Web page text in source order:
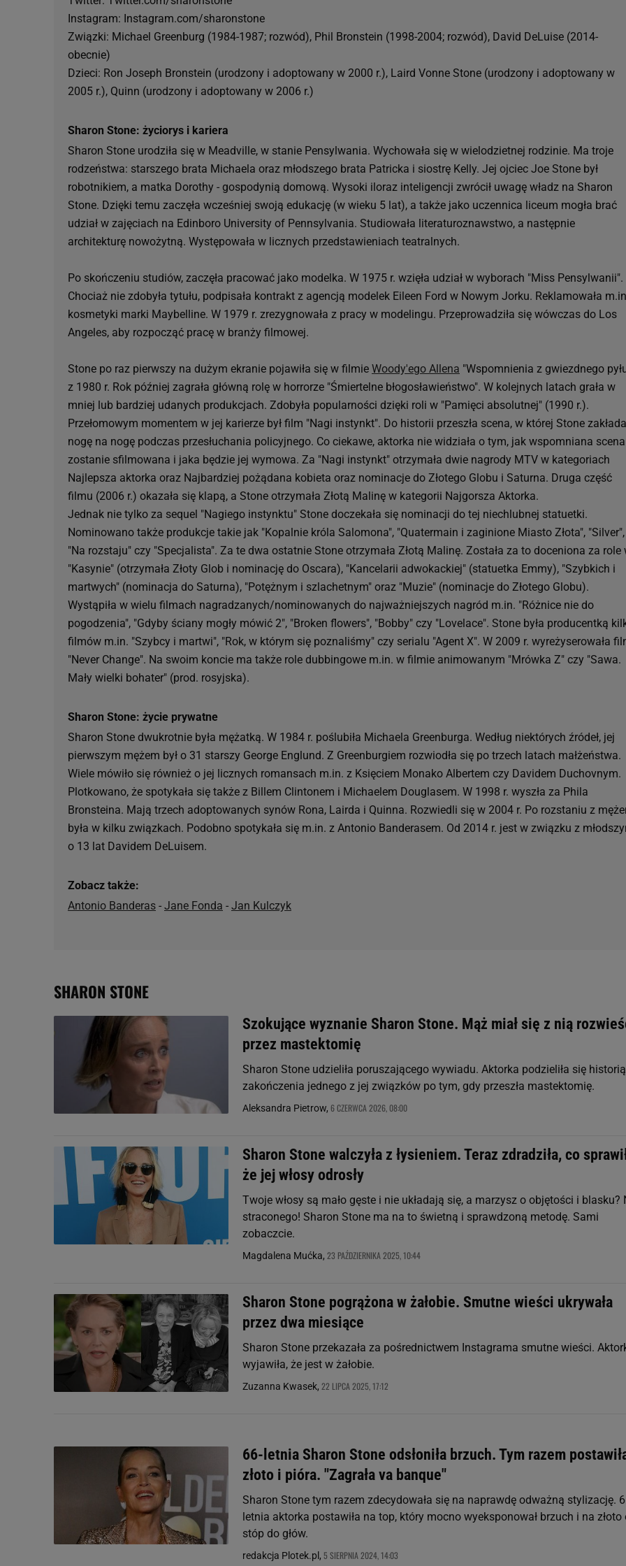
Instagram: Instagram.com/sharonstone
Związki: Michael Greenburg (1984-1987; rozwód), Phil Bronstein (1998-2004; rozwód), David DeLuise (2014-
obecnie)
Dzieci: Ron Joseph Bronstein (urodzony i adoptowany w 2000 r.), Laird Vonne Stone (urodzony i adoptowany w
2005 r.), Quinn (urodzony i adoptowany w 2006 r.)
Sharon Stone: życiorys i kariera
Sharon Stone urodziła się w Meadville, w stanie Pensylwania. Wychowała się w wielodzietnej rodzinie. Ma troje
rodzeństwa: starszego brata Michaela oraz młodszego brata Patricka i siostrę Kelly. Jej ojciec Joe Stone był
robotnikiem, a matka Dorothy - gospodynią domową. Wysoki iloraz inteligencji zwrócił uwagę władz na Sharon
Stone. Dzięki temu zaczęła wcześniej swoją edukację (w wieku 5 lat), a także jako uczennica liceum mogła brać
udział w zajęciach na Edinboro University of Pennsylvania. Studiowała literaturoznawstwo, a następnie
architekturę nowożytną. Występowała w licznych przedstawieniach teatralnych.
Po skończeniu studiów, zaczęła pracować jako modelka. W 1975 r. wzięła udział w wyborach "Miss Pensylwanii".
Chociaż nie zdobyła tytułu, podpisała kontrakt z agencją modelek Eileen Ford w Nowym Jorku. Reklamowała
kosmetyki marki Maybelline. W 1979 r. zrezygnowała z pracy w modelingu. Przeprowadziła się wówczas do Los
Angeles, aby rozpocząć pracę w branży filmowej.
Stone po raz pierwszy na dużym ekranie pojawiła się w filmie Woody'ego Allena "Wspomnienia z gwiezdnego
z 1980 r. Rok później zagrała główną rolę w horrorze "Śmiertelne błogosławieństwo". W kolejnych latach grała w
mniej lub bardziej udanych produkcjach. Zdobyła popularności dzięki roli w "Pamięci absolutnej" (1990 r.).
Przełomowym momentem w jej karierze był film "Nagi instynkt". Do historii przeszła scena, w której Stone zakłada
nogę na nogę podczas przesłuchania policyjnego. Co ciekawe, aktorka nie widziała o tym, jak wspomniana scena
zostanie sfilmowana i jaka będzie jej wymowa. Za "Nagi instynkt" otrzymała dwie nagrody MTV w kategoriach
Najlepsza aktorka oraz Najbardziej pożądana kobieta oraz nominacje do Złotego Globu i Saturna. Druga część
filmu (2006 r.) okazała się klapą, a Stone otrzymała Złotą Malinę w kategorii Najgorsza Aktorka.
Jednak nie tylko za sequel "Nagiego instynktu" Stone doczekała się nominacji do tej niechlubnej statuetki.
Nominowano także produkcje takie jak "Kopalnie króla Salomona", "Quatermain i zaginione Miasto Złota", "Silver",
"Na rozstaju" czy "Specjalista". Za te dwa ostatnie Stone otrzymała Złotą Malinę. Została za to doceniona za role
"Kasynie" (otrzymała Złoty Glob i nominację do Oscara), "Kancelarii adwokackiej" (statuetka Emmy), "Szybkich i
martwych" (nominacja do Saturna), "Potężnym i szlachetnym" oraz "Muzie" (nominacje do Złotego Globu).
Wystąpiła w wielu filmach nagradzanych/nominowanych do najważniejszych nagród m.in. "Różnice nie do
pogodzenia", "Gdyby ściany mogły mówić 2", "Broken flowers", "Bobby" czy "Lovelace". Stone była producentką
filmów m.in. "Szybcy i martwi", "Rok, w którym się poznaliśmy" czy serialu "Agent X". W 2009 r. wyreżyserowała
"Never Change". Na swoim koncie ma także role dubbingowe m.in. w filmie animowanym "Mrówka Z" czy "Sawa.
Mały wielki bohater" (prod. rosyjska).
Sharon Stone: życie prywatne
Sharon Stone dwukrotnie była mężatką. W 1984 r. poślubiła Michaela Greenburga. Według niektórych źródeł, jej
pierwszym mężem był o 31 starszy George Englund. Z Greenburgiem rozwiodła się po trzech latach małżeństwa.
Wiele mówiło się również o jej licznych romansach m.in. z Księciem Monako Albertem czy Davidem Duchovnym.
Plotkowano, że spotykała się także z Billem Clintonem i Michaelem Douglasem. W 1998 r. wyszła za Phila
Bronsteina. Mają trzech adoptowanych synów Rona, Lairda i Quinna. Rozwiedli się w 2004 r. Po rozstaniu z
była w kilku związkach. Podobno spotykała się m.in. z Antonio Banderasem. Od 2014 r. jest w związku z
o 13 lat Davidem DeLuisem.
Zobacz także:
Antonio Banderas - Jane Fonda - Jan Kulczyk
SHARON STONE
Szokujące wyznanie Sharon Stone. Mąż miał się z nią
przez mastektomię
Sharon Stone udzieliła poruszającego wywiadu. Aktorka podzieliła się historią
zakończenia jednego z jej związków po tym, gdy przeszła mastektomię.
Aleksandra Pietrow, 6 CZERWCA 2026, 08:00
Sharon Stone walczyła z łysieniem. Teraz zdradziła, co
że jej włosy odrosły
Twoje włosy są mało gęste i nie układają się, a marzysz o objętości i blasku?
straconego! Sharon Stone ma na to świetną i sprawdzoną metodę. Sami
zobaczcie.
Magdalena Mućka, 23 PAŹDZIERNIKA 2025, 10:44
Sharon Stone pogrążona w żałobie. Smutne wieści ukrywała
przez dwa miesiące
Sharon Stone przekazała za pośrednictwem Instagrama smutne wieści.
wyjawiła, że jest w żałobie.
Zuzanna Kwasek, 22 LIPCA 2025, 17:12
66-letnia Sharon Stone odsłoniła brzuch. Tym razem
złoto i pióra. "Zagrała va banque"
Sharon Stone tym razem zdecydowała się na naprawdę odważną stylizację.
letnia aktorka postawiła na top, który mocno wyeksponował brzuch i na złoto
stóp do głów.
redakcja Plotek.pl, 5 SIERPNIA 2024, 14:03